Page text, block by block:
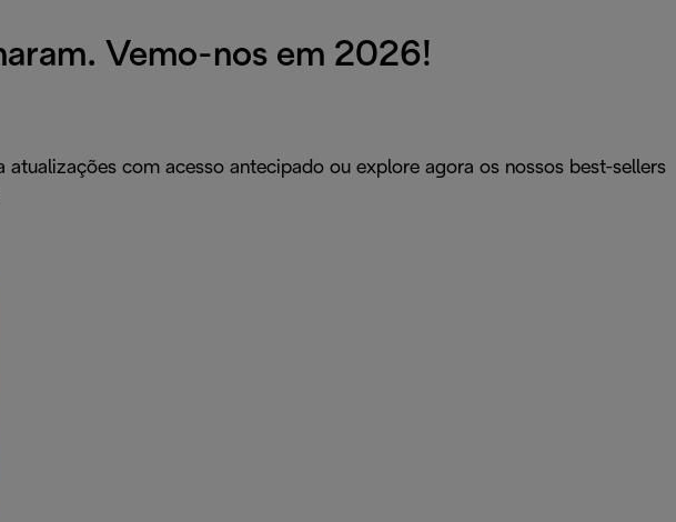
Vemo-nos em 2026!
com acesso antecipado ou explore agora os nossos best-sellers